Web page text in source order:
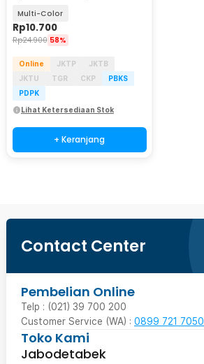
Multi-Color
Rp10.700
Rp24.900 58%
Online JKTP
JKTB
JKTU
TGR CKP
PBKS
PDPK
Lihat Ketersediaan Stok
+ Keranjang
Contact Center
Pembelian Online
Telp : (021) 39 700 200
Customer Service (WA) : 0899 721 7050
Toko Kami
Jabodetabek